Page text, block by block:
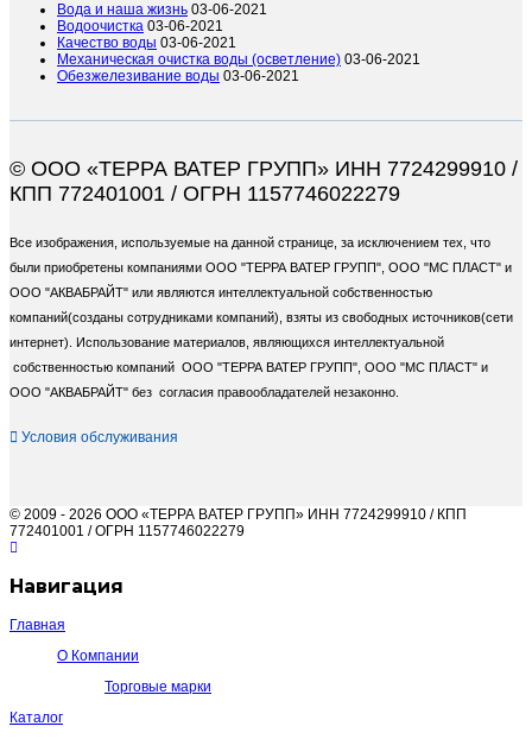
Вода и наша жизнь 03-06-2021
Водоочистка 03-06-2021
Качество воды 03-06-2021
Механическая очистка воды (осветление) 03-06-2021
Обезжелезивание воды 03-06-2021
© ООО «ТЕРРА ВАТЕР ГРУПП» ИНН 7724299910 /
КПП 772401001 / ОГРН 1157746022279
Все изображения, используемые на данной странице, за исключением тех, что
были приобретены компаниями ООО "ТЕРРА ВАТЕР ГРУПП", ООО "МС ПЛАСТ" и
ООО "АКВАБРАЙТ" или являются интеллектуальной собственностью
компаний(созданы сотрудниками компаний), взяты из свободных источников(сети
интернет). Использование материалов, являющихся интеллектуальной
собственностью компаний ООО "ТЕРРА ВАТЕР ГРУПП", ООО "МС ПЛАСТ" и
ООО "АКВАБРАЙТ" без согласия правообладателей незаконно.
Условия обслуживания
© 2009 - 2026 ООО «ТЕРРА ВАТЕР ГРУПП» ИНН 7724299910 / КПП
772401001 / ОГРН 1157746022279
Навигация
Главная
О Компании
Торговые марки
Каталог